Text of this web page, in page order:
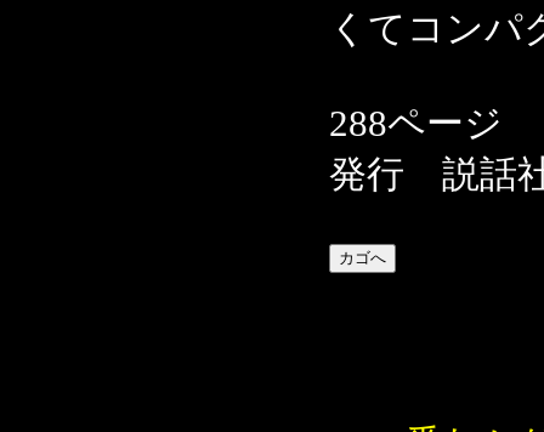
くてコンパ
288ページ
発行 説話